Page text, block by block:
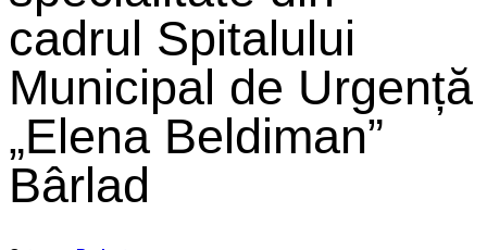
cadrul Spitalului
Municipal de Urgență
„Elena Beldiman”
Bârlad